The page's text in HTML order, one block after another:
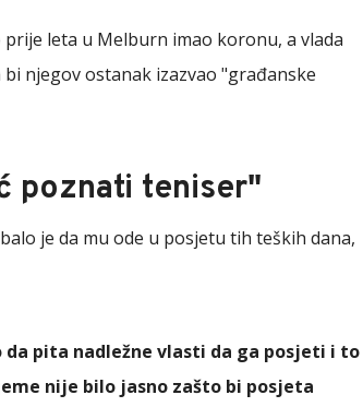
leta u Melburn imao koronu, a vlada
njegov ostanak izazvao "građanske
poznati teniser"
je da mu ode u posjetu tih teških dana,
pita nadležne vlasti da ga posjeti i to
nije bilo jasno zašto bi posjeta